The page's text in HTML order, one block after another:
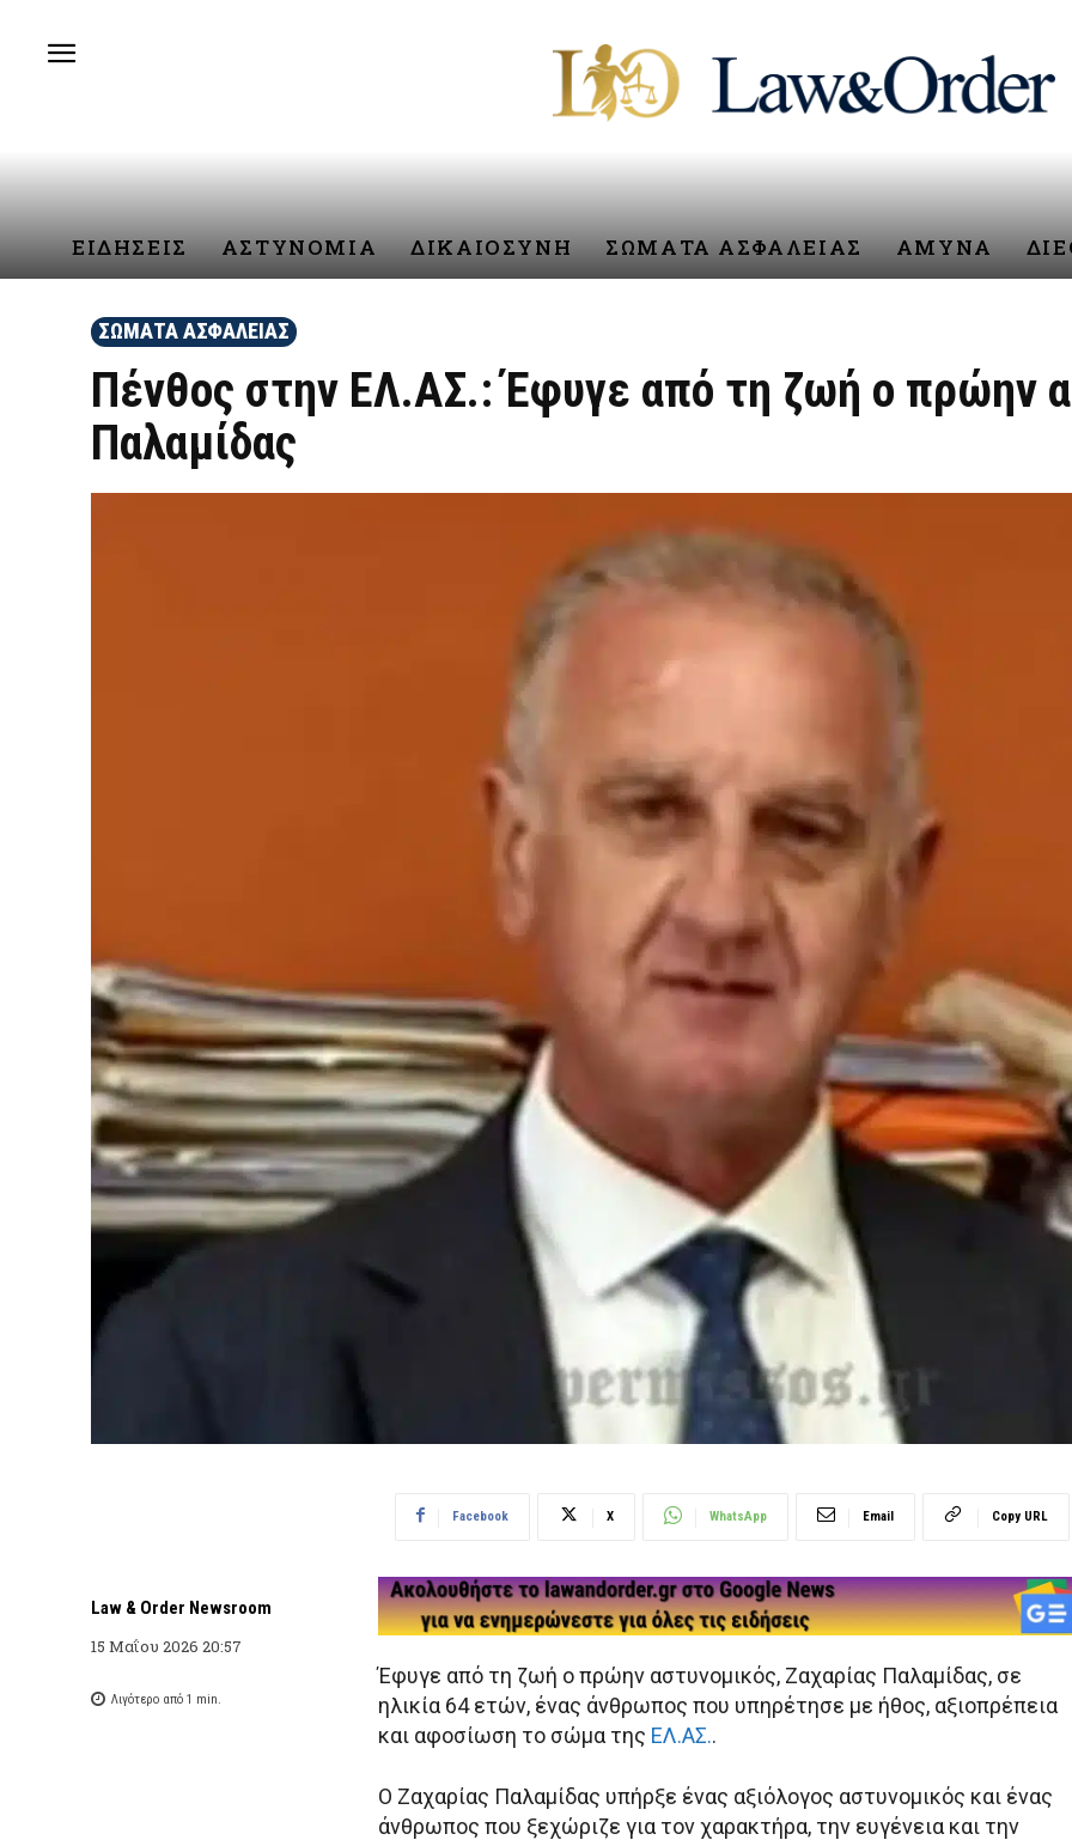
ΕΙΔΗΣΕΙΣ ΑΣΤΥΝΟΜΙΑ ΔΙΚΑΙΟΣΥΝΗ ΣΩΜΑΤΑ ΑΣΦΑΛΕΙΑΣ ΑΜΥΝΑ
ΣΩΜΑΤΑ ΑΣΦΑΛΕΙΑΣ
Πένθος στην EΛ.ΑΣ.: Έφυγε από τη ζωή ο πρώην
Παλαμίδας
Law & Order Newsroom
15 Μαΐου 2026 20:57
Λιγότερο από 1 min.
Facebook X WhatsApp Email Copy URL
Έφυγε από τη ζωή ο πρώην αστυνομικός, Ζαχαρίας Παλαμίδας, σε
ηλικία 64 ετών, ένας άνθρωπος που υπηρέτησε με ήθος, αξιοπρέπεια
και αφοσίωση το σώμα της ΕΛ.ΑΣ..
Ο Ζαχαρίας Παλαμίδας υπήρξε ένας αξιόλογος αστυνομικός και ένας
άνθρωπος που ξεχώριζε για τον χαρακτήρα, την ευγένεια και την